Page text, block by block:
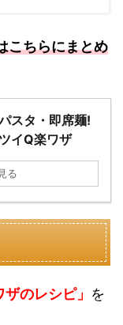
こちらにまとめ
スタ・即席麺!
イQ楽ワザ
る
ザのレシピ」 を